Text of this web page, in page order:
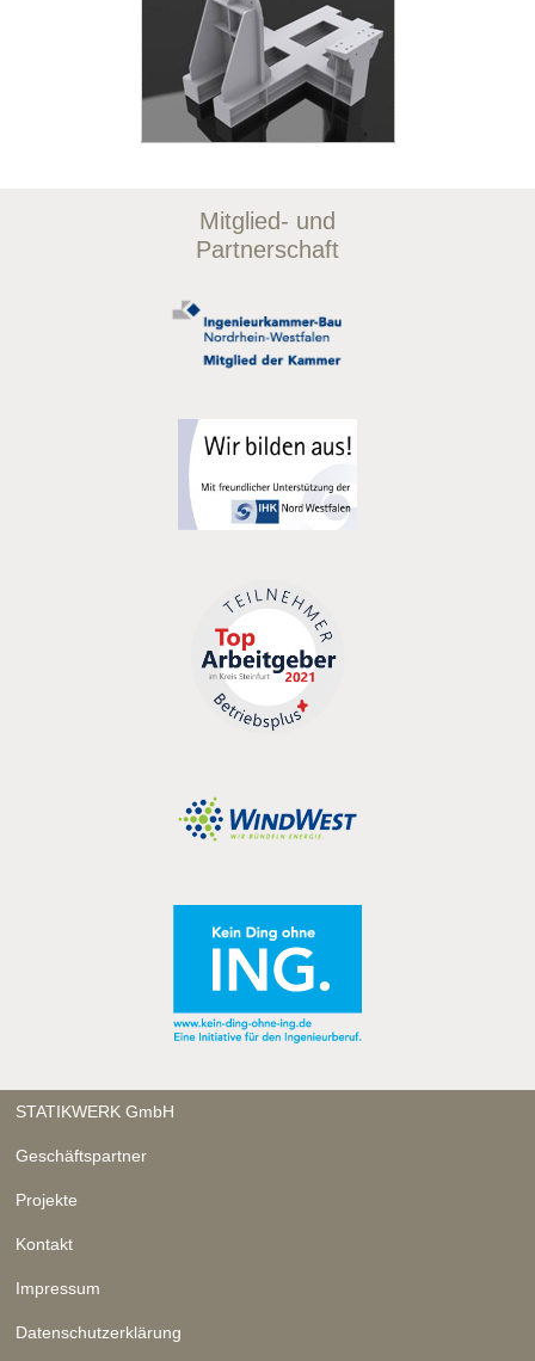
Mitglied- und
Partnerschaft
STATIKWERK GmbH
Geschäftspartner
Projekte
Kontakt
Impressum
Datenschutzerklärung